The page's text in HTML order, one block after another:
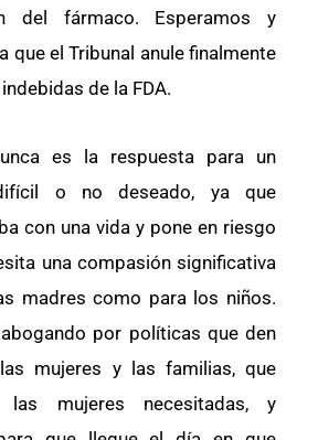
del fármaco. Esperamos y
que el Tribunal anule finalmente
de la FDA.
es la respuesta para un
o no deseado, ya que
con una vida y pone en riesgo
una compasión significativa
madres como para los niños.
por políticas que den
mujeres y las familias, que
las mujeres necesitadas, y